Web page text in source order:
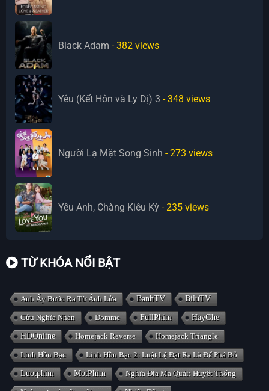
Black Adam - 382 views
Yêu (Kết Hôn và Ly Dị) 3 - 348 views
Người Lạ Mặt Song Sinh - 273 views
Yêu Anh, Chàng Kiêu Kỳ - 235 views
TỪ KHÓA NỔI BẬT
Anh Ấy Bước Ra Từ Ánh Lửa BanhTV BiluTV
Cửu Nghĩa Nhân Domme FullPhim HayGhe
HDOnline Homejack Reverse Homejack Triangle
Linh Hồn Bạc Linh Hồn Bạc 2: Luật Lệ Đặt Ra Là Để Phá Bỏ
Luotphim MotPhim Nghĩa Địa Ma Quái: Huyết Thống